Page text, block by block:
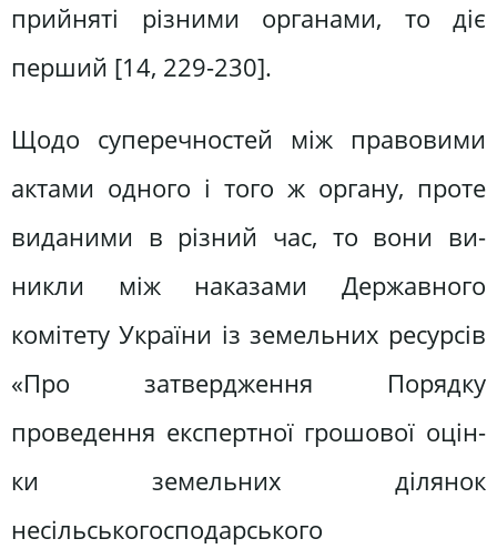
прийняті різни­ми органами, то діє
перший [14, 229-230].
Щодо суперечностей між правови­ми
актами одного і того ж органу, про­те
виданими в різний час, то вони ви­
никли між наказами Державного
комітету України із земельних ре­сурсів
«Про затвердження Порядку
проведення експертної грошової оцін­
ки земельних ділянок
несільськогосподарського